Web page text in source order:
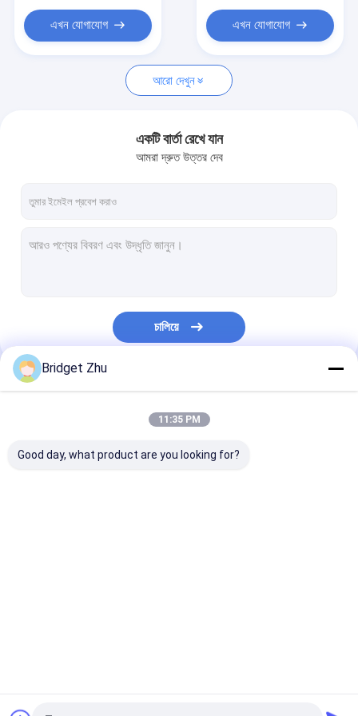
পুরুষদের স্মার্টওয়াচ
এখন যোগাযোগ এখন যোগাযোগ
আরো দেখুন
একটি বার্তা রেখে যান
আমরা দ্রুত উত্তর দেব
চালিয়ে
আমাদের বিভাগসমূহ
Bridget Zhu
11:35 PM
Good day, what product are you looking for?